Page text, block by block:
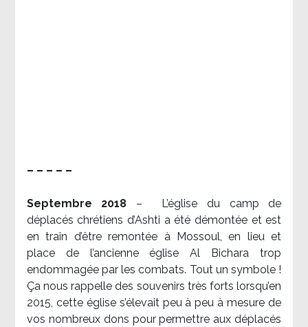
– – – – –
Septembre 2018 –
L’église du camp de
déplacés chrétiens d’Ashti a été démontée et est
en train d’être remontée à Mossoul, en lieu et
place de l’ancienne église Al Bichara trop
endommagée par les combats. Tout un symbole !
Ça nous rappelle des souvenirs très forts lorsqu’en
2015, cette église s’élevait peu à peu à mesure de
vos nombreux dons pour permettre aux déplacés